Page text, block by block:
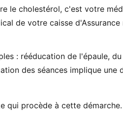
le cholestérol, c'est votre
de votre caisse d'Assurance
: rééducation de l'épaule,
des séances implique une
qui procède à cette démarche.